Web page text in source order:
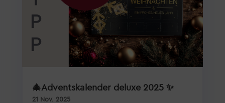
🎄Adventskalender deluxe 2025 ✨
21 Nov. 2025